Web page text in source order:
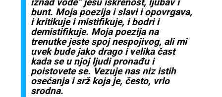
bunt. Moja poezija i slavi i opovrgava,
i kritikuje i mistifikuje, i bodri i
demistifikuje. Moja poezija na
trenutke jeste spoj nespojivog, ali mi
uvek bude jako drago i velika čast
kada se u njoj ljudi pronađu i
poistovete se. Vezuje nas niz istih
osećanja i srž koja je, često, vrlo
srodna.